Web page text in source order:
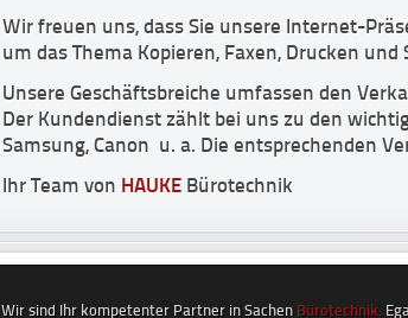
Wir freuen uns, dass Sie unsere Internet-
um das Thema Kopieren, Faxen, Drucken
Unsere Geschäftsbreiche umfassen den
Der Kundendienst zählt bei uns zu den
Samsung, Canon u. a. Die entsprechenden
Ihr Team von HAUKE Bürotechnik
Wir sind Ihr kompetenter Partner in Sachen Bürotechnik.